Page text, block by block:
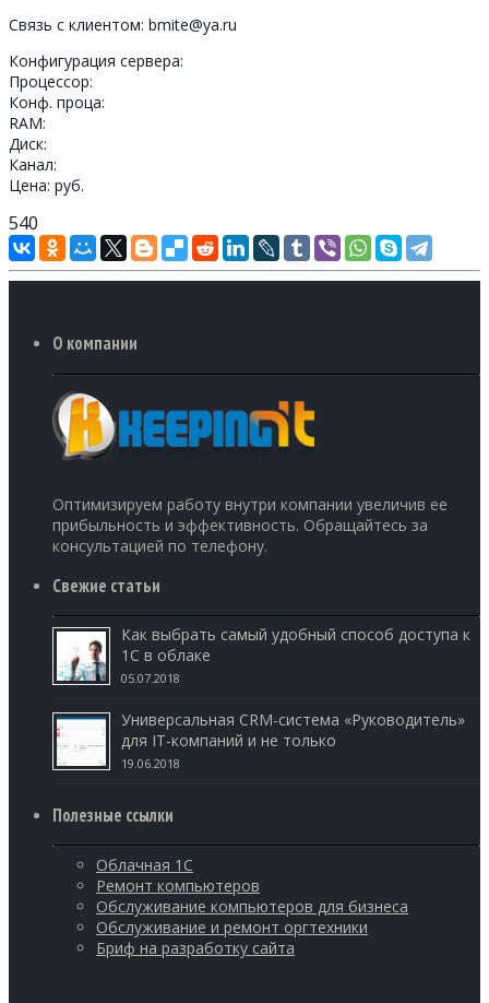
Связь с клиентом: bmite@ya.ru
Конфигурация сервера:
Процессор:
Конф. проца:
RAM:
Диск:
Канал:
Цена: руб.
540
О компании
Оптимизируем работу внутри компании увеличив ее
прибыльность и эффективность. Обращайтесь за
консультацией по телефону.
Свежие статьи
Как выбрать самый удобный способ доступа к
1С в облаке
05.07.2018
Универсальная CRM-система «Руководитель»
для IT-компаний и не только
19.06.2018
Полезные ссылки
Облачная 1С
Ремонт компьютеров
Обслуживание компьютеров для бизнеса
Обслуживание и ремонт оргтехники
Бриф на разработку сайта